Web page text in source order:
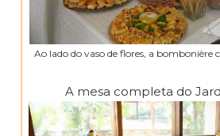
Ao lado do vaso de flores, a bombonière
A mesa completa do